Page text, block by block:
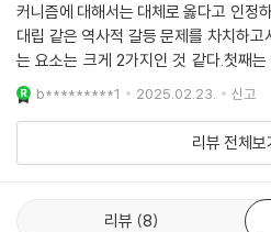
커니즘에 대해서는 대체로 옳다고 인정
대립 같은 역사적 갈등 문제를 차치하
는 요소는 크게 2가지인 것 같다.첫째
것이다. 둘째는 가치는 인간노동 일반
지불받지 못한 인
b*********1 2025.02.23. 신고
리뷰 전체보
리뷰 8